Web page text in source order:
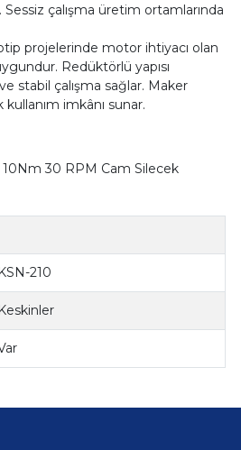
çalışma üretim ortamlarında
projelerinde motor ihtiyacı olan
Redüktörlü yapısı
stabil çalışma sağlar. Maker
imkânı sunar.
10Nm 30 RPM Cam Silecek
KSN-210
Keskinler